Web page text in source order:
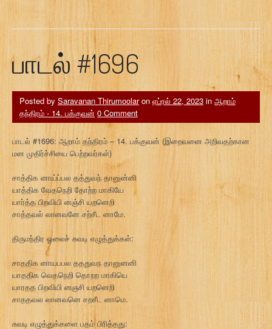
பாடல் #1696
Posted by Saravanan Thirumoolaron ஏப்ரல் 22, 2023 in ஆறாம்
தந்திரம் - 14. பக்குவன் 0 Comment
பாடல் #1696: ஆறாம் தந்திரம் – 14. பக்குவன் (இறைவனை அறிவதற்கான
மன முதிர்ச்சியை பெற்றவர்கள்)
சாத்திக னாய்ப்பல தத்துவந் தானுன்னி
யாத்திக வேதநெறி தோற்ற மாகியே
யார்த்த பிறவியி னஞ்சி யறனெறி
சாத்தவல் லானவனே சற்சீட னாமே.
திருமந்திர ஓலைச் சுவடி எழுத்துக்கள்:
சாததிக னாயபபல தததுவந தானுனனி
யாததிக வெதநெறி தொறற மாகியெ
யாரதத பிறவியி னஞசி யறனெறி
சாததவல லானவனெ சறசீட னாமெ.
சுவடி எழுத்துக்களை பதம் பிரித்தது: